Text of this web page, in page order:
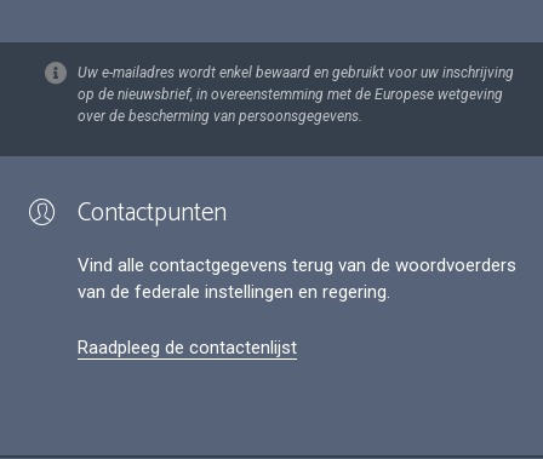
Uw e-mailadres wordt enkel bewaard en gebruikt voor uw inschrijving
op de nieuwsbrief, in overeenstemming met de Europese wetgeving
over de bescherming van persoonsgegevens.
Contactpunten
Vind alle contactgegevens terug van de woordvoerders
van de federale instellingen en regering.
Raadpleeg de contactenlijst